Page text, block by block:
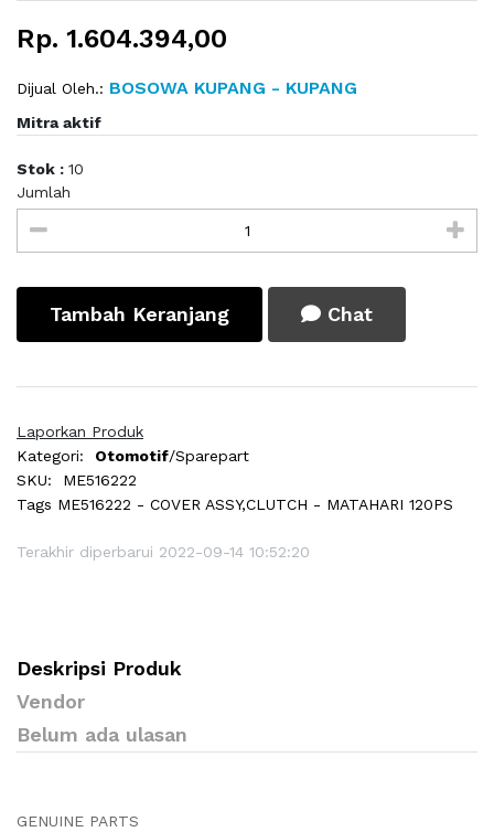
Rp. 1.604.394,00
Dijual Oleh.: BOSOWA KUPANG - KUPANG
Mitra aktif
Stok : 10
Jumlah
Tambah Keranjang Chat
Laporkan Produk
Kategori:
Otomotif/Sparepart
SKU:
ME516222
Tags ME516222 - COVER ASSY,CLUTCH - MATAHARI 120PS
Terakhir diperbarui 2022-09-14 10:52:20
Deskripsi Produk
Vendor
Belum ada ulasan
GENUINE PARTS